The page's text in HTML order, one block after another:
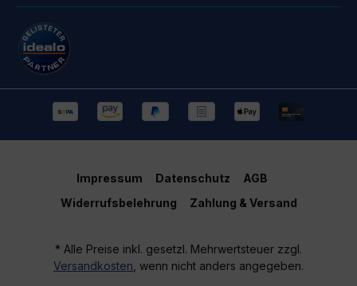
Impressum Datenschutz
AGB
Widerrufsbelehrung
Zahlung & Versand
* Alle Preise inkl. gesetzl. Mehrwertsteuer zzgl.
Versandkosten , wenn nicht anders angegeben.